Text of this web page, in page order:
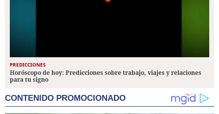
PREDICCIONES
Horóscopo de hoy: Predicciones sobre trabajo, viajes y relaciones
para tu signo
CONTENIDO PROMOCIONADO